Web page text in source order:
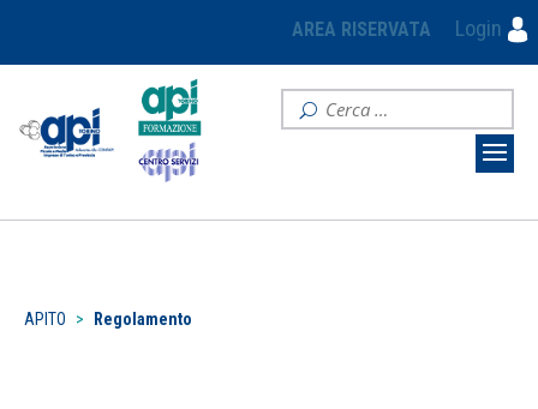
AREA RISERVATA Login
APITO > Regolamento